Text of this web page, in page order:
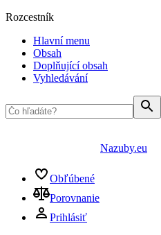
Rozcestník
Hlavní menu
Obsah
Doplňující obsah
Vyhledávání
Nazuby.eu
Obľúbené
Porovnanie
Prihlásiť